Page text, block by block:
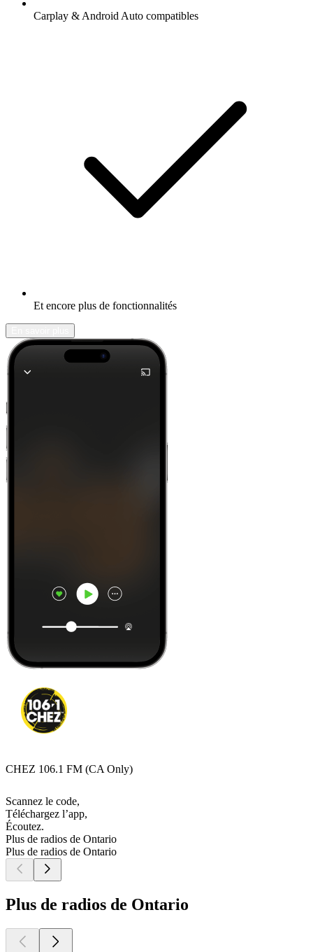
Carplay & Android Auto compatibles
Et encore plus de fonctionnalités
CHEZ 106.1 FM (CA Only)
Scannez le code,
Téléchargez l’app,
Écoutez.
Plus de radios de Ontario
Plus de radios de Ontario
Plus de radios de Ontario